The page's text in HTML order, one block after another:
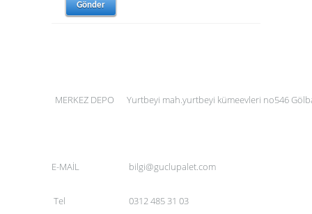
MERKEZ DEPO Yurtbeyi mah.yurtbeyi kümeevleri no546
E-MAİL bilgi@guclupalet.com
Tel 0312 485 31 03